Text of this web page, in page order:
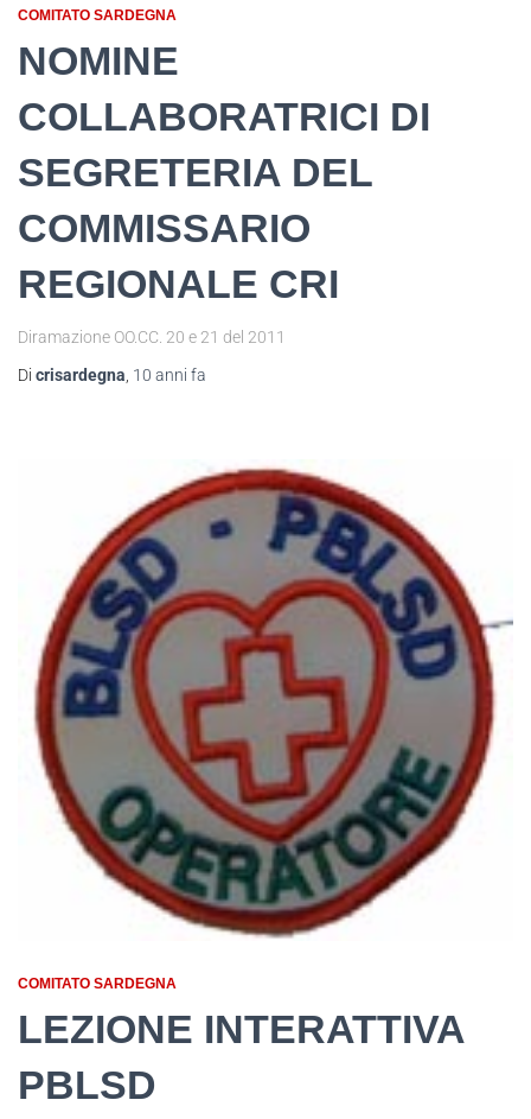
COMITATO SARDEGNA
NOMINE
COLLABORATRICI DI
SEGRETERIA DEL
COMMISSARIO
REGIONALE CRI
Diramazione OO.CC. 20 e 21 del 2011
Di crisardegna 10 anni fa
COMITATO SARDEGNA
LEZIONE INTERATTIVA
PBLSD